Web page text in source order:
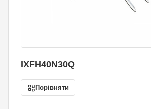
IXFH40N30Q
Порівняти